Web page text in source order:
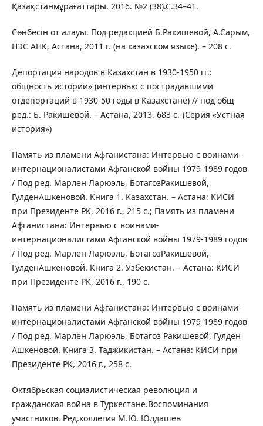
Қазақстанмұрағаттары. 2016. №2 (38).С.34–41.
Сөнбесін от алауы. Под редакцией Б.Ракишевой, А.Сарым,
НЭС АНК, Астана, 2011 г. (на казахском языке). – 208 с.
Депортация народов в Казахстан в 1930-1950 гг.:
общность истории» (интервью с пострадавшими
отдепортаций в 1930-50 годы в Казахстане) // под общ
ред.: Б. Ракишевой. – Астана, 2013. 683 с.-(Серия «Устная
история»)
Память из пламени Афганистана: Интервью с воинами-
интернационалистами Афганской войны 1979-1989 годов
/ Под ред. Марлен Ларюэль, БотагозРакишевой,
ГулденАшкеновой. Книга 1. Казахстан. – Астана: КИСИ
при Президенте РК, 2016 г., 215 с.; Память из пламени
Афганистана: Интервью с воинами-
интернационалистами Афганской войны 1979-1989 годов
/ Под ред. Марлен Ларюэль, БотагозРакишевой,
ГулденАшкеновой. Книга 2. Узбекистан. – Астана: КИСИ
при Президенте РК, 2016 г., 190 с.
Память из пламени Афганистана: Интервью с воинами-
интернационалистами Афганской войны 1979-1989 годов
/ Под ред. Марлен Ларюэль, Ботагоз Ракишевой, Гулден
Ашкеновой. Книга 3. Таджикистан. – Астана: КИСИ при
Президенте РК, 2016 г., 258 с.
Октябрьская социалистическая революция и
гражданская война в Туркестане.Воспоминания
участников. Ред.коллегия М.Ю. Юлдашев